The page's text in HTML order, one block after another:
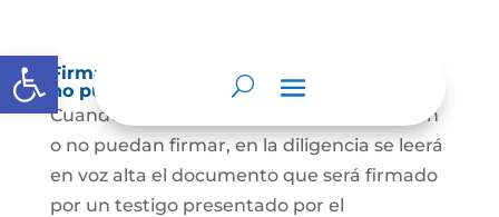
Abrir barra de herramientas
Firma a Ruego – Personas que no saben o
no puede firmar
Cuando se trate de personas que no sepan
o no puedan firmar, en la diligencia se leerá
en voz alta el documento que será firmado
por un testigo presentado por el